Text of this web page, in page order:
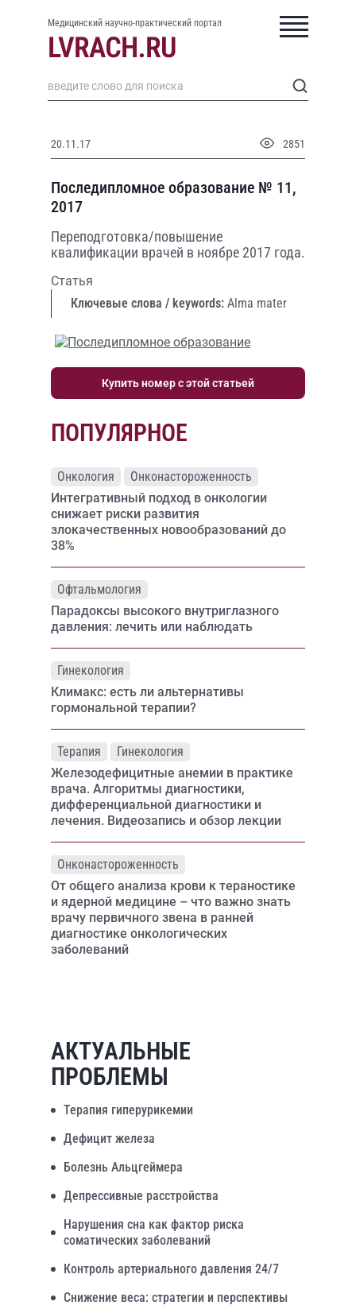
Медицинский научно-практический портал
20.11.17 2851
Последипломное образование № 11,
2017
Переподготовка/повышение
квалификации врачей в ноябре 2017 года.
Статья
Ключевые слова / keywords: Alma mater
Купить номер с этой статьей
ПОПУЛЯРНОЕ
Онкология
Онконастороженность
Интегративный подход в онкологии
снижает риски развития
злокачественных новообразований до
38%
Офтальмология
Парадоксы высокого внутриглазного
давления: лечить или наблюдать
Гинекология
Климакс: есть ли альтернативы
гормональной терапии?
Терапия
Гинекология
Железодефицитные анемии в практике
врача. Алгоритмы диагностики,
дифференциальной диагностики и
лечения. Видеозапись и обзор лекции
Онконастороженность
От общего анализа крови к тераностике
и ядерной медицине – что важно знать
врачу первичного звена в ранней
диагностике онкологических
заболеваний
АКТУАЛЬНЫЕ
ПРОБЛЕМЫ
Терапия гиперурикемии
Дефицит железа
Болезнь Альцгеймера
Депрессивные расстройства
Нарушения сна как фактор риска
соматических заболеваний
Контроль артериального давления 24/7
Снижение веса: стратегии и перспективы